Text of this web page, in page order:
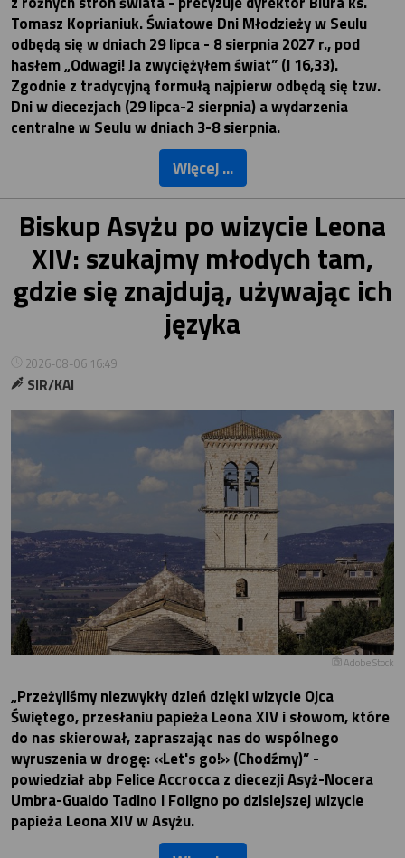
Tomasz Koprianiuk. Światowe Dni Młodzieży w Seulu
odbędą się w dniach 29 lipca - 8 sierpnia 2027 r., pod
hasłem „Odwagi! Ja zwyciężyłem świat” (J 16,33).
Zgodnie z tradycyjną formułą najpierw odbędą się tzw.
Dni w diecezjach (29 lipca-2 sierpnia) a wydarzenia
centralne w Seulu w dniach 3-8 sierpnia.
Więcej ...
Biskup Asyżu po wizycie Leona
XIV: szukajmy młodych tam,
gdzie się znajdują, używając ich
języka
2026-08-06 16:49
SIR/KAI
Adobe Stock
„Przeżyliśmy niezwykły dzień dzięki wizycie Ojca
Świętego, przesłaniu papieża Leona XIV i słowom, które
do nas skierował, zapraszając nas do wspólnego
wyruszenia w drogę: «Let's go!» (Chodźmy)” -
powiedział abp Felice Accrocca z diecezji Asyż-Nocera
Umbra-Gualdo Tadino i Foligno po dzisiejszej wizycie
papieża Leona XIV w Asyżu.